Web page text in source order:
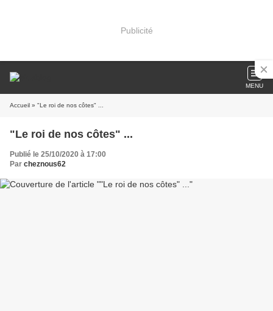
Publicité
MENU
Accueil » "Le roi de nos côtes" ...
"Le roi de nos côtes" ...
Publié le 25/10/2020 à 17:00
Par cheznous62